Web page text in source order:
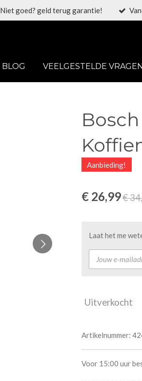
Niet goed? geld terug garantie!
BLOG VEELGESTELDE VRAGEN
Aanbieding!
€ 26,99€
Laat het me
Uitverkocht
Artikelnummer:
Voor 15:00 uur